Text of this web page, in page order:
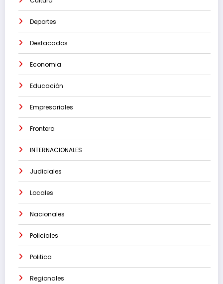
Deportes
Destacados
Economia
Educación
Empresariales
Frontera
INTERNACIONALES
Judiciales
Locales
Nacionales
Policiales
Politica
Regionales